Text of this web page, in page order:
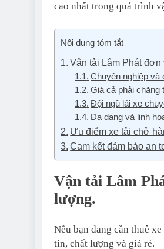
cao nhất trong quá trình
Nội dung tóm tắt
Vận tải Lâm Phát
Chuyên nghiệp và
Giá cả phải chăng
Đội ngũ lái xe
Đa dạng và linh
Ưu điểm xe tải chở
Cam kết đảm bảo an
Vận tải Lâm
lượng.
Nếu bạn đang cần thuê
tín, chất lượng và giá rẻ.